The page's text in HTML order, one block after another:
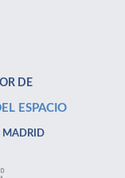
DE
ESPACIO
MADRID